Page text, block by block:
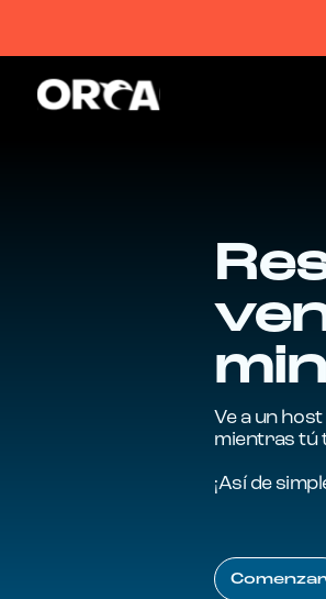
Ve a un
mientras tú
¡Así de
Comenzar
Comenzar